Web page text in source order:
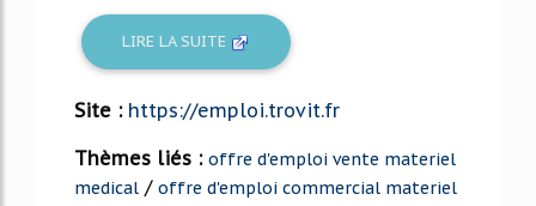
LIRE LA SUITE
Site : https://emploi.trovit.fr
Thèmes liés : offre d'emploi vente materiel
medical / offre d'emploi commercial materiel